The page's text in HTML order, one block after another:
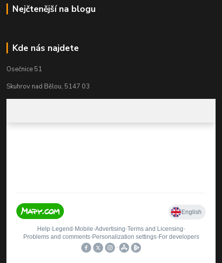
Nejčtenější na blogu
Kde nás najdete
Osečnice 51
Skuhrov nad Bělou, 5147 03